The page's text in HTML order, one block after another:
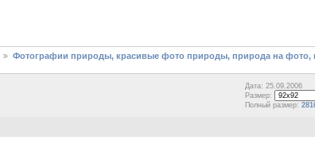
Фотографии природы, красивые фото природы, природа на фото,
Дата: 25.09.2006
Размер:
Полный размер: